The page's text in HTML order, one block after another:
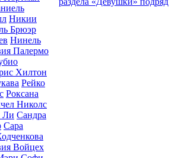
Никии
Брюэр
Нинель
Палермо
Хилтон
Рейко
Роксана
Николс
Ли Сандра
Сара
Войцех